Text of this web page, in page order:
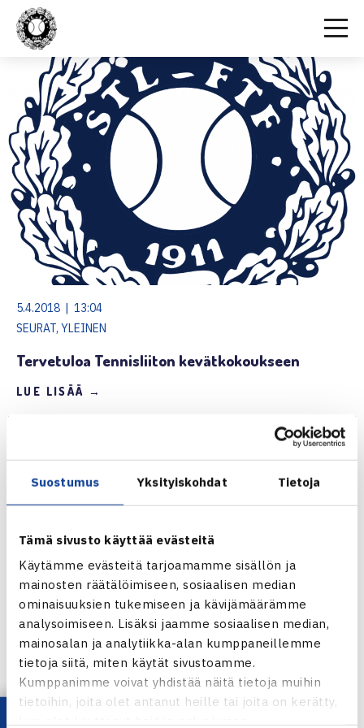
Suostumus Yksityiskohdat Tietoja
Tämä sivusto käyttää evästeitä
Käytämme evästeitä tarjoamamme sisällön ja
mainosten räätälöimiseen, sosiaalisen median
ominaisuuksien tukemiseen ja kävijämäärämme
analysoimiseen. Lisäksi jaamme sosiaalisen median,
mainosalan ja analytiikka-alan kumppaneillemme
tietoja siitä, miten käytät sivustoamme.
Kumppanimme voivat yhdistää näitä tietoja muihin
tietoihin, joita olet antanut heille tai joita on kerätty,
5.4.2018 | 13:04
SEURAT, YLEINEN
Tervetuloa Tennisliiton kevätkokoukseen
LUE LISÄÄ →
26.9.2017 | 13:53
SEURAT, YLEINEN